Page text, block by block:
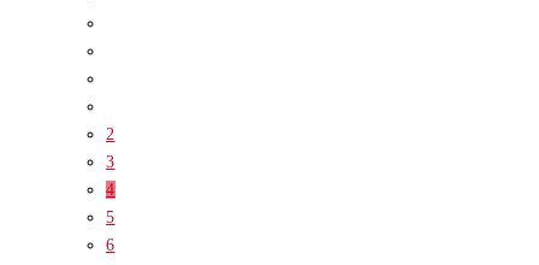
2
3
4
5
6